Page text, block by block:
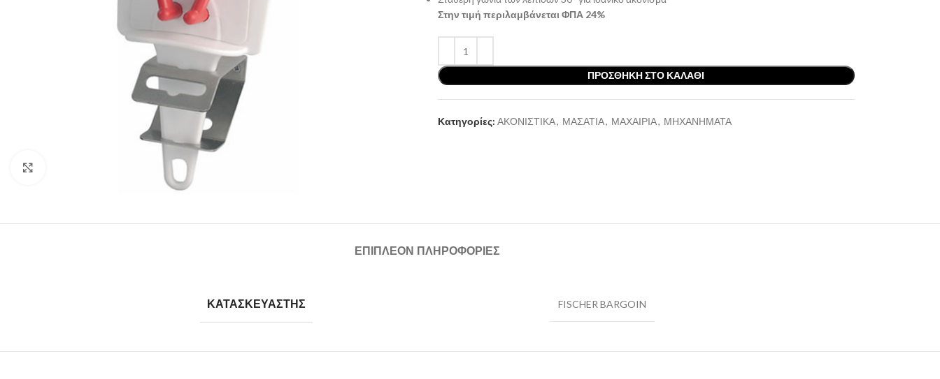
Στην τιμή περιλαμβάνεται ΦΠΑ 24%
ΠΡΟΣΘΉΚΗ ΣΤΟ ΚΑΛΆΘΙ
Κατηγορίες: ΑΚΟΝΙΣΤΙΚΑ, ΜΑΣΑΤΙΑ, ΜΑΧΑΙΡΙΑ, ΜΗΧΑΝΗΜΑΤΑ
ΕΠΙΠΛΈΟΝ ΠΛΗΡΟΦΟΡΊΕΣ
ΚΑΤΑΣΚΕΥΑΣΤΗΣ FISCHER BARGOIN